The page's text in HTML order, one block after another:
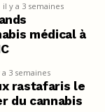
il y a 3 semaines
médical à
a 3 semaines
rastafaris le
du cannabis